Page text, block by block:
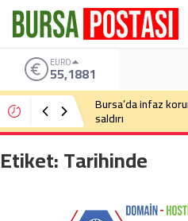
EURO
55,1881
Bursa’da infaz
saldırı
Etiket:Tarihinde